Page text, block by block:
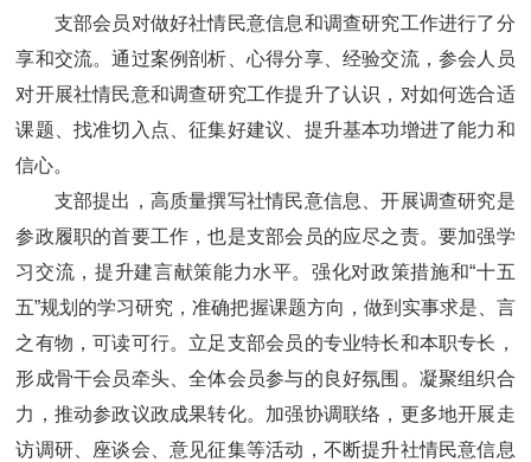
支部会员对做好社情民意信息和调查研究工作进行了分
享和交流。通过案例剖析、心得分享、经验交流，参会人员
对开展社情民意和调查研究工作提升了认识，对如何选合适
课题、找准切入点、征集好建议、提升基本功增进了能力和
信心。
支部提出，高质量撰写社情民意信息、开展调查研究是
参政履职的首要工作，也是支部会员的应尽之责。要加强学
习交流，提升建言献策能力水平。强化对政策措施和“十五
五”规划的学习研究，准确把握课题方向，做到实事求是、言
之有物，可读可行。立足支部会员的专业特长和本职专长，
形成骨干会员牵头、全体会员参与的良好氛围。凝聚组织合
力，推动参政议政成果转化。加强协调联络，更多地开展走
访调研、座谈会、意见征集等活动，不断提升社情民意信息